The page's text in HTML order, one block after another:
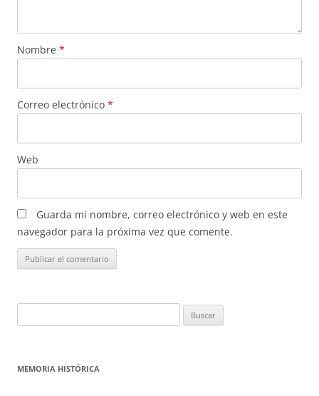
Nombre *
Correo electrónico *
Web
Guarda mi nombre, correo electrónico y web en este
navegador para la próxima vez que comente.
MEMORIA HISTÓRICA